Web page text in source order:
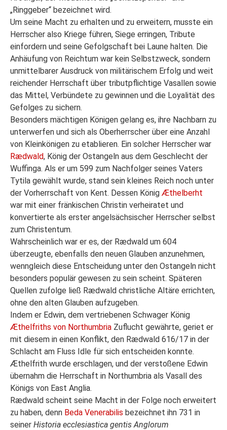
„Ringgeber“ bezeichnet wird.
Um seine Macht zu erhalten und zu erweitern, musste ein
Herrscher also Kriege führen, Siege erringen, Tribute
einfordern und seine Gefolgschaft bei Laune halten. Die
Anhäufung von Reichtum war kein Selbstzweck, sondern
unmittelbarer Ausdruck von militärischem Erfolg und weit
reichender Herrschaft über tributpflichtige Vasallen sowie
das Mittel, Verbündete zu gewinnen und die Loyalität des
Gefolges zu sichern.
Besonders mächtigen Königen gelang es, ihre Nachbarn zu
unterwerfen und sich als Oberherrscher über eine Anzahl
von Kleinkönigen zu etablieren. Ein solcher Herrscher war
Rædwald, König der Ostangeln aus dem Geschlecht der
Wuffinga. Als er um 599 zum Nachfolger seines Vaters
Tytila gewählt wurde, stand sein kleines Reich noch unter
der Vorherrschaft von Kent. Dessen König Æthelberht
war mit einer fränkischen Christin verheiratet und
konvertierte als erster angelsächsischer Herrscher selbst
zum Christentum.
Wahrscheinlich war er es, der Rædwald um 604
überzeugte, ebenfalls den neuen Glauben anzunehmen,
wenngleich diese Entscheidung unter den Ostangeln nicht
besonders populär gewesen zu sein scheint. Späteren
Quellen zufolge ließ Rædwald christliche Altäre errichten,
ohne den alten Glauben aufzugeben.
Indem er Edwin, dem vertriebenen Schwager König
Æthelfriths von Northumbria Zuflucht gewährte, geriet er
mit diesem in einen Konflikt, den Rædwald 616/17 in der
Schlacht am Fluss Idle für sich entscheiden konnte.
Æthelfrith wurde erschlagen, und der verstoßene Edwin
übernahm die Herrschaft in Northumbria als Vasall des
Königs von East Anglia.
Rædwald scheint seine Macht in der Folge noch erweitert
zu haben, denn Beda Venerabilis bezeichnet ihn 731 in
seiner Historia ecclesiastica gentis Anglorum